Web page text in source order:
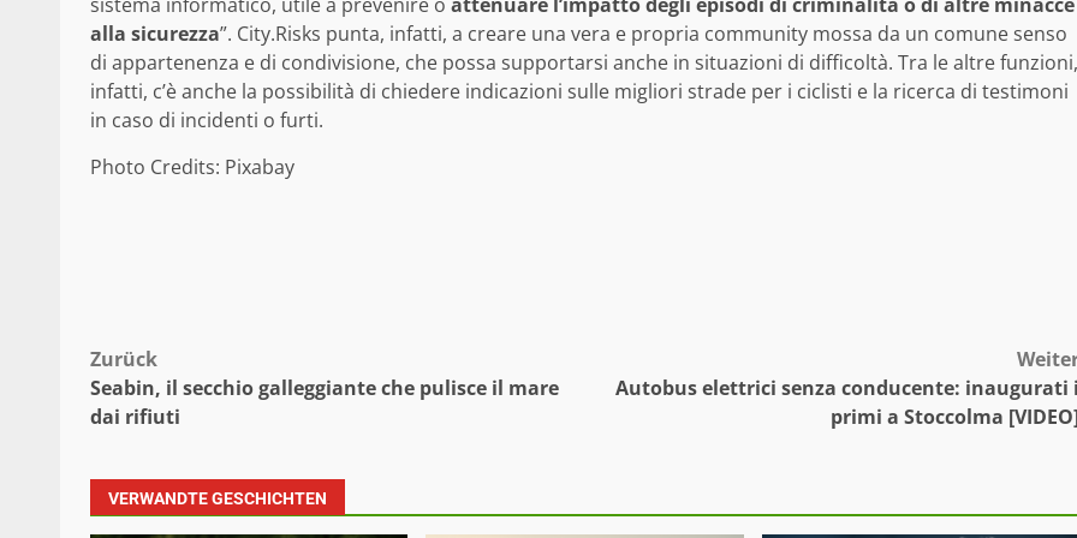
alla sicurezza”. City.Risks punta, infatti, a creare una vera e propria community mossa da un comune senso
di appartenenza e di condivisione, che possa supportarsi anche in situazioni di difficoltà. Tra le altre funzioni,
infatti, c’è anche la possibilità di chiedere indicazioni sulle migliori strade per i ciclisti e la ricerca di testimoni
in caso di incidenti o furti.
Photo Credits: Pixabay
Beitragsnavigation
Zurück
Seabin, il secchio galleggiante che pulisce il mare
dai rifiuti
Autobus elettrici senza conducente: inaugurati i
primi a Stoccolma
VERWANDTE GESCHICHTEN